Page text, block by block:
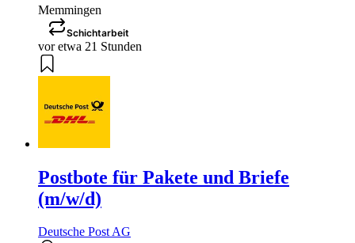
Memmingen
Schichtarbeit
vor etwa 21 Stunden
Postbote für Pakete und Briefe
(m/w/d)
Deutsche Post AG